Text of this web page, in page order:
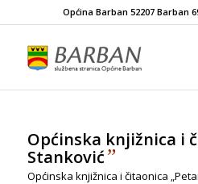
Općina Barban 52207 Barban
Općinska knjižnica i
Stanković”
Općinska knjižnica i čitaonica